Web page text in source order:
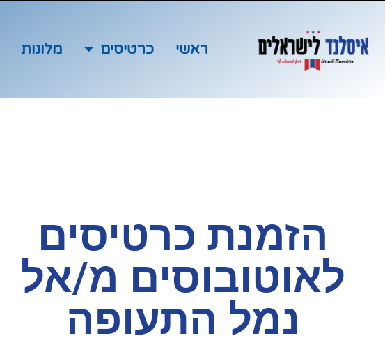
ראשי כרטיסים מלונות
הזמנת כרטיסים
לאוטובוסים מ/אל
נמל התעופה